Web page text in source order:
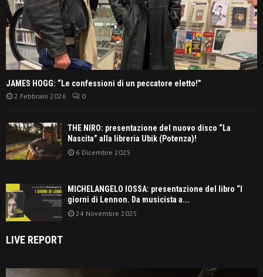
JAMES HOGG: “Le confessioni di un peccatore eletto!”
2 Febbraio 2026 0
THE NIRO: presentazione del nuovo disco “La
Nascita” alla libreria Ubik (Potenza)!
6 Dicembre 2025
MICHELANGELO IOSSA: presentazione del libro “I
giorni di Lennon. Da musicista a...
24 Novembre 2025
LIVE REPORT